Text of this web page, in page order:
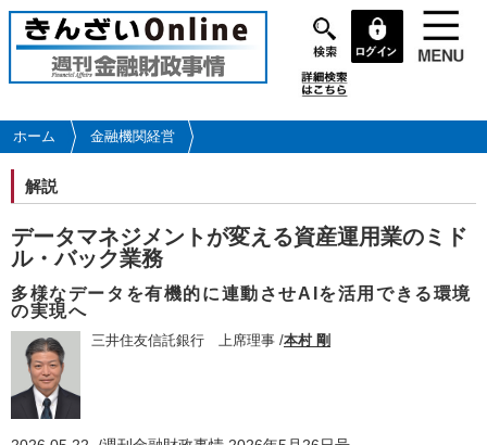
メ
イ
コ
ン
に
移
動
ホーム 金融機関経営
解説
データマネジメントが変える資産運用業のミド
ル・バック業務
多様なデータを有機的に連動させAIを活用できる環境
の実現へ
三井住友信託銀行 上席理事 /本村 剛